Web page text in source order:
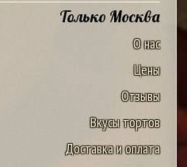
Только Москва
О нас
Цены
Отзывы
Вкусы тортов
Доставка и оплата